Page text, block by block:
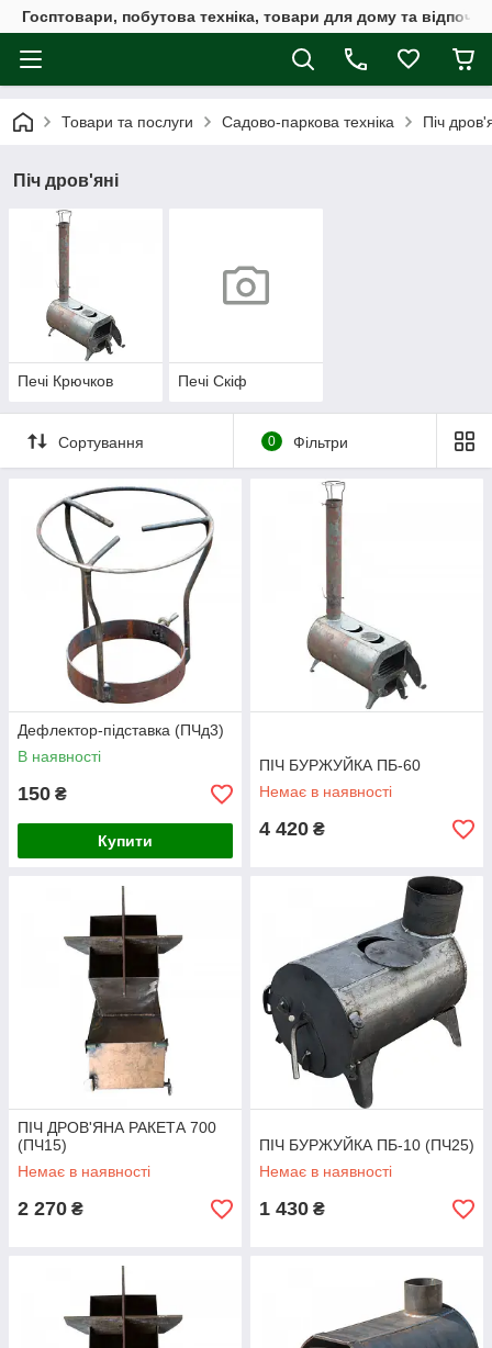
Госптовари, побутова техніка, товари для дому та
Товари та послуги Садово-паркова техніка Піч
Піч дров'яні
Печі Крючков Печі Скіф
Сортування 0 Фільтри
Дефлектор-підставка (ПЧд3)
В наявності
150 ₴
Купити
ПІЧ БУРЖУЙКА ПБ-60
Немає в наявності
4 420 ₴
ПІЧ ДРОВ'ЯНА РАКЕТА 700
(ПЧ15)
Немає в наявності
2 270 ₴
ПІЧ БУРЖУЙКА ПБ-10 (ПЧ25)
Немає в наявності
1 430 ₴